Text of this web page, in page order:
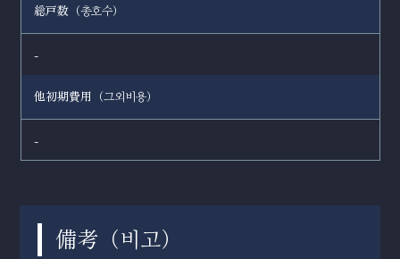
総戸数（총호수）
-
他初期費用（그외비용）
-
備考（ 비고）